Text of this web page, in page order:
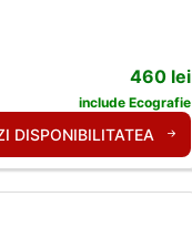
460 lei
include Ecografie
DISPONIBILITATEA